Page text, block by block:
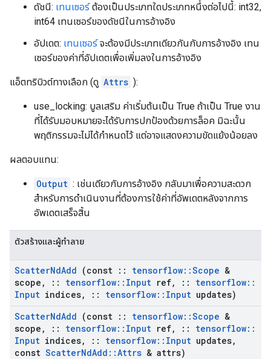
ดัชนี: เทนเซอร์ต้องเป็นประเภทใดประเภทหนึ่งต่อไปนี้: int32,
int64 เทนเซอร์ของดัชนีในการอ้างอิง
อัปเดต: เทนเซอร์จะต้องมีประเภทเดียวกันกับการอ้างอิง เทน
เซอร์ของค่าที่อัปเดตเพื่อเพิ่มลงในการอ้างอิง
แอ็ตทริบิวต์ทางเลือก (ดู Attrs ):
use_locking: บูลเสริม ค่าเริ่มต้นเป็น True ถ้าเป็น True งาน
ที่ได้รับมอบหมายจะได้รับการปกป้องด้วยการล็อค มิฉะนั้น
พฤติกรรมจะไม่ได้กำหนดไว้ แต่อาจแสดงความขัดแย้งน้อยลง
ผลตอบแทน:
Output : เช่นเดียวกับการอ้างอิง กลับมาเพื่อความสะดวก
สำหรับการดำเนินงานที่ต้องการใช้ค่าที่อัพเดตหลังจากการ
อัพเดตเสร็จสิ้น
ตัวสร้างและผู้ทำลาย
ScatterNdAdd (const :: tensorflow::Scope &
scope , :: tensorflow:: Input ref, :: tensorflow::
Input indices, :: tensorflow:: Input updates)
ScatterNdAdd (const :: tensorflow::Scope &
scope , :: tensorflow:: Input ref, :: tensorflow::
Input indices, :: tensorflow:: Input updates,
const ScatterNdAdd ::Attrs & attrs)